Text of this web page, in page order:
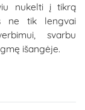
nukelti į tikrą
ne tik lengvai
svarbu
išangėje.